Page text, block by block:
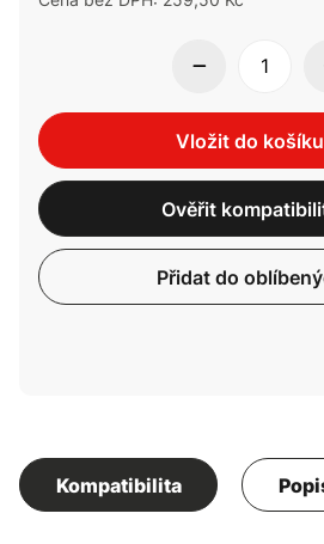
Vložit do košíku
Ověřit
Přidat do
Kompatibilita